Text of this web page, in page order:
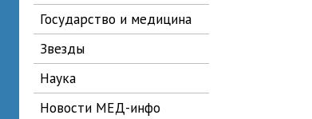
государство и медицина
звезды
наука
новости МЕД-инфо